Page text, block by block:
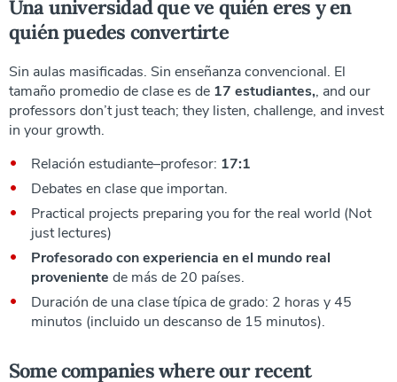
Una universidad que ve quién eres y en
quién puedes convertirte
Sin aulas masificadas. Sin enseñanza convencional. El
tamaño promedio de clase es de 17 estudiantes,, and our
professors don’t just teach; they listen, challenge, and invest
in your growth.
Relación estudiante–profesor: 17:1
Debates en clase que importan.
Practical projects preparing you for the real world (Not
just lectures)
Profesorado con experiencia en el mundo real
proveniente de más de 20 países.
Duración de una clase típica de grado: 2 horas y 45
minutos (incluido un descanso de 15 minutos).
Some companies where our recent